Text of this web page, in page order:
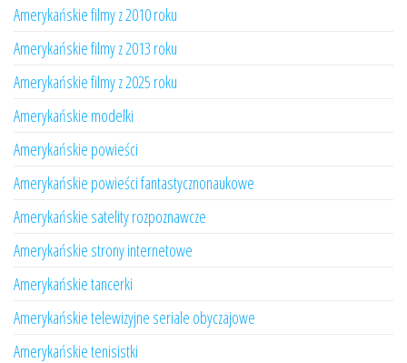
Amerykańskie filmy z 2010 roku
Amerykańskie filmy z 2013 roku
Amerykańskie filmy z 2025 roku
Amerykańskie modelki
Amerykańskie powieści
Amerykańskie powieści fantastycznonaukowe
Amerykańskie satelity rozpoznawcze
Amerykańskie strony internetowe
Amerykańskie tancerki
Amerykańskie telewizyjne seriale obyczajowe
Amerykańskie tenisistki